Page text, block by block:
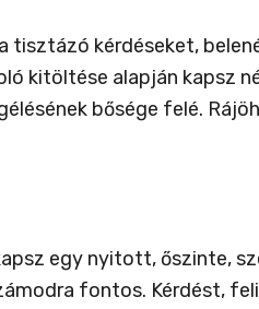
tisztázó kérdéseket,
kitöltése alapján kapsz
bősége felé.
egy nyitott, őszinte,
fontos. Kérdést,